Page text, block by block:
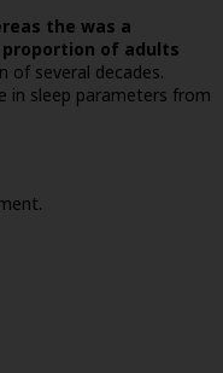
the was a
of adults
of several decades.
in sleep parameters from